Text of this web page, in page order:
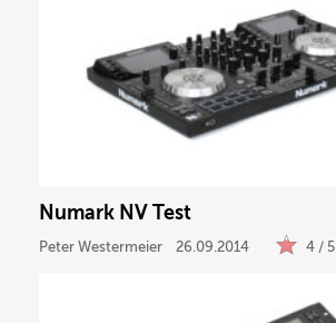
Numark NV Test
Peter Westermeier 26.09.2014 4 / 5